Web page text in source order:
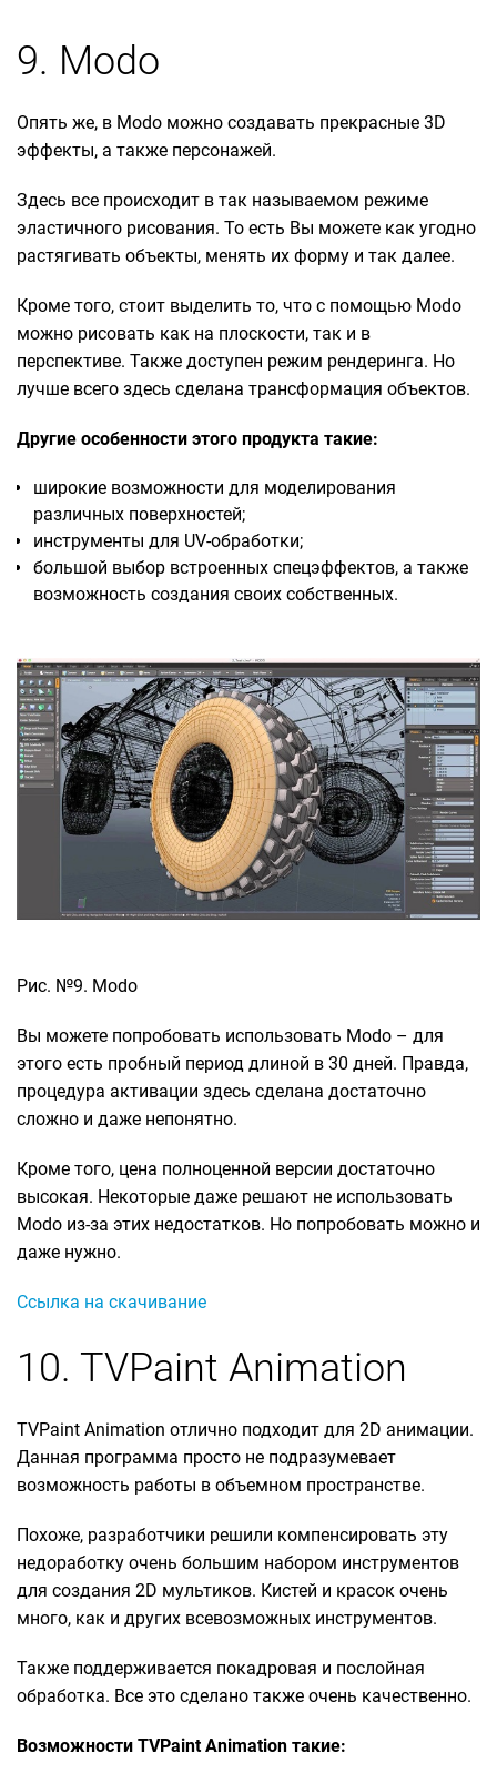
9. Modo
Опять же, в Modo можно создавать прекрасные 3D
эффекты, а также персонажей.
Здесь все происходит в так называемом режиме
эластичного рисования. То есть Вы можете как угодно
растягивать объекты, менять их форму и так далее.
Кроме того, стоит выделить то, что с помощью Modo
можно рисовать как на плоскости, так и в
перспективе. Также доступен режим рендеринга. Но
лучше всего здесь сделана трансформация объектов.
Другие особенности этого продукта такие:
широкие возможности для моделирования
различных поверхностей;
инструменты для UV-обработки;
большой выбор встроенных спецэффектов, а также
возможность создания своих собственных.
Рис. №9. Modo
Вы можете попробовать использовать Modo – для
этого есть пробный период длиной в 30 дней. Правда,
процедура активации здесь сделана достаточно
сложно и даже непонятно.
Кроме того, цена полноценной версии достаточно
высокая. Некоторые даже решают не использовать
Modo из-за этих недостатков. Но попробовать можно и
даже нужно.
Ссылка на скачивание
10. TVPaint Animation
TVPaint Animation отлично подходит для 2D анимации.
Данная программа просто не подразумевает
возможность работы в объемном пространстве.
Похоже, разработчики решили компенсировать эту
недоработку очень большим набором инструментов
для создания 2D мультиков. Кистей и красок очень
много, как и других всевозможных инструментов.
Также поддерживается покадровая и послойная
обработка. Все это сделано также очень качественно.
Возможности TVPaint Animation такие: